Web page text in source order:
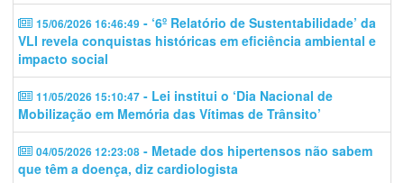
15/06/2026 16:46:49 - ‘6º Relatório de Sustentabilidade’ da
VLI revela conquistas históricas em eficiência ambiental e
impacto social
11/05/2026 15:10:47 - Lei institui o ‘Dia Nacional de
Mobilização em Memória das Vítimas de Trânsito’
04/05/2026 12:23:08 - Metade dos hipertensos não sabem
que têm a doença, diz cardiologista